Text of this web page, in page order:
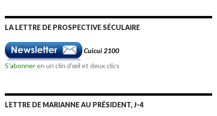
LA LETTRE DE PROSPECTIVE SÉCULAIRE
Cuicui 2100
S'abonneren un clin d'œil et deux clics
LETTRE DE MARIANNE AU PRÉSIDENT, J-4